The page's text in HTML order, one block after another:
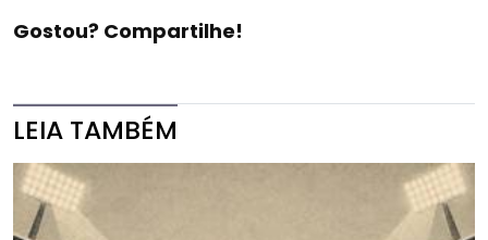
Gostou? Compartilhe!
LEIA TAMBÉM